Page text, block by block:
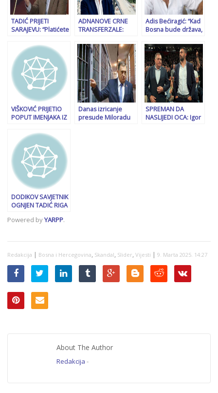
TADIĆ PRIJETI
SARAJEVU: “Platićete
koju ste godinama
sijali!”
ADNANOVE CRNE
TRANSFERZALE:
pogodovao
Čovićevoj
građevinskoj mafiji
da zgrnu milione –
on u ćuzu, oni na
Brione!
Adis Bećiragić: “Kad
Bosna bude država,
u sportu! Mi smo
ratnici, pobijedit
ćemo!”
VIŠKOVIĆ PRIJETIO
POPUT IMENJAKA IZ
pameti!”
Danas izricanje
presude Miloradu
SPREMAN DA
NASLIJEDI OCA: Igor
DODIKOV SAVJETNIK
OGNJEN TADIĆ RIGA
“Konakovićevi
Powered byYARPP.
Redakcija | Bosna i Hercegovina, Skandal, Slider, Vijesti | 9. Marta 2025. 14:27
About The Author
Redakcija -